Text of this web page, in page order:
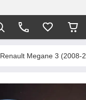
Renault Megane 3 (2008-